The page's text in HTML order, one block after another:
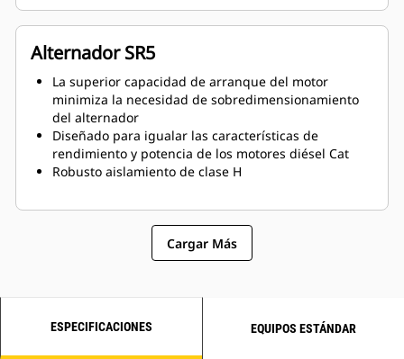
Alternador SR5
La superior capacidad de arranque del motor
minimiza la necesidad de sobredimensionamiento
del alternador
Diseñado para igualar las características de
rendimiento y potencia de los motores diésel Cat
Robusto aislamiento de clase H
Cargar Más
ESPECIFICACIONES EQUIPOS ESTÁNDAR